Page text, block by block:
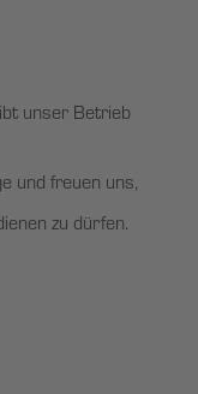
unser Betrieb
und freuen uns,
zu dürfen.